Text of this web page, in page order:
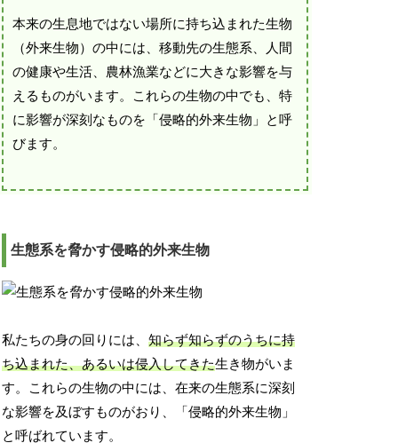
本来の生息地ではない場所に持ち込まれた生物
（外来生物）の中には、移動先の生態系、人間
の健康や生活、農林漁業などに大きな影響を与
えるものがいます。これらの生物の中でも、特
に影響が深刻なものを「侵略的外来生物」と呼
びます。
生態系を脅かす侵略的外来生物
私たちの身の回りには、知らず知らずのうちに持
ち込まれた、あるいは侵入してきた生き物がいま
す。これらの生物の中には、在来の生態系に深刻
な影響を及ぼすものがおり、「侵略的外来生物」
と呼ばれています。